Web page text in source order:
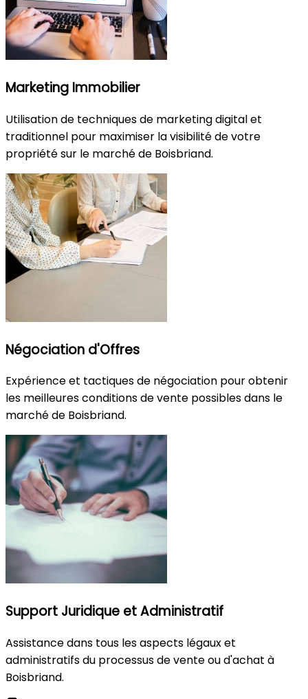
Marketing Immobilier
Utilisation de techniques de marketing digital et
traditionnel pour maximiser la visibilité de votre
propriété sur le marché de Boisbriand.
Négociation d'Offres
Expérience et tactiques de négociation pour obtenir
les meilleures conditions de vente possibles dans le
marché de Boisbriand.
Support Juridique et Administratif
Assistance dans tous les aspects légaux et
administratifs du processus de vente ou d'achat à
Boisbriand.